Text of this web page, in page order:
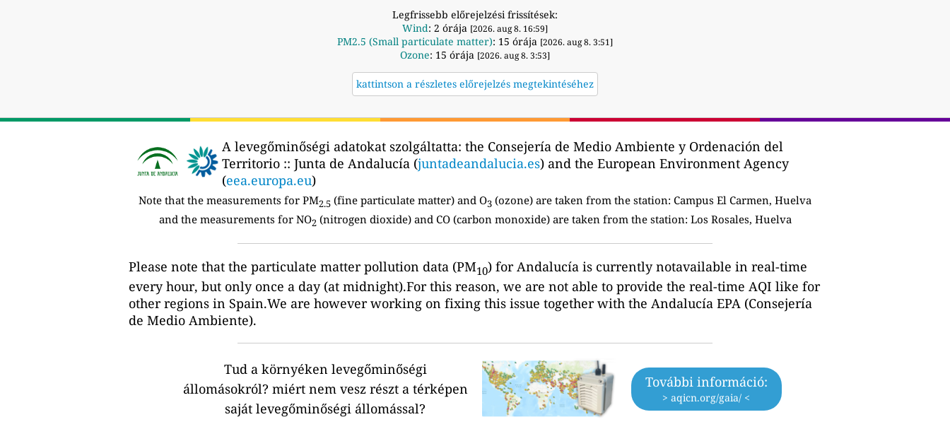
Legfrissebb előrejelzési frissítések:
Wind: 2 órája [2026. aug 8. 16:59]
PM2.5 (Small particulate matter): 15 órája [2026. aug 8. 3:51]
Ozone: 15 órája [2026. aug 8. 3:53]
kattintson a részletes előrejelzés megtekintéséhez
A levegőminőségi adatokat szolgáltatta: the Consejería de Medio Ambiente y Ordenación del
Territorio :: Junta de Andalucía (juntadeandalucia.es) and the European Environment Agency
(eea.europa.eu)
Note that the measurements for PM2.5 (fine particulate matter) and O3 (ozone) are taken from the station: Campus El Carmen, Huelva
and the measurements for NO2 (nitrogen dioxide) and CO (carbon monoxide) are taken from the station: Los Rosales, Huelva
Please note that the particulate matter pollution data (PM10) for Andalucía is currently notavailable in real-time
every hour, but only once a day (at midnight).For this reason, we are not able to provide the real-time AQI like for
other regions in Spain.We are however working on fixing this issue together with the Andalucía EPA (Consejería
de Medio Ambiente).
Tud a környéken levegőminőségi
állomásokról? miért nem vesz részt a térképen
saját levegőminőségi állomással?
További információ:
> aqicn.org/gaia/ <